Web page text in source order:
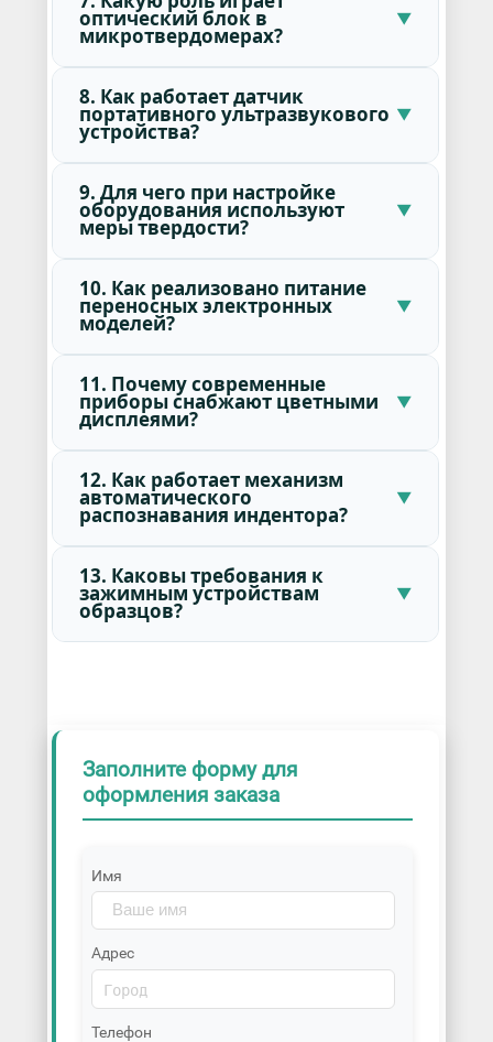
оптический блок в
микротвердомерах?
8. Как работает датчик
портативного ультразвукового
устройства?
9. Для чего при настройке
оборудования используют
меры твердости?
10. Как реализовано питание
переносных электронных
моделей?
11. Почему современные
приборы снабжают цветными
дисплеями?
12. Как работает механизм
автоматического
распознавания индентора?
13. Каковы требования к
зажимным устройствам
образцов?
Заполните форму для
оформления заказа
Имя
Адрес
Телефон